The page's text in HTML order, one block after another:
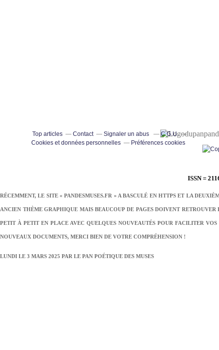
ISSN =
RÉCEMMENT, LE SITE « PANDESMUSES.FR » A BASCULÉ EN HTTPS ET LA
ANCIEN THÈME GRAPHIQUE MAIS BEAUCOUP DE PAGES DOIVENT
PETIT À PETIT EN PLACE AVEC QUELQUES NOUVEAUTÉS POUR FACILITER
NOUVEAUX DOCUMENTS, MERCI BIEN DE VOTRE COMPRÉHENSION !
LUNDI LE 3 MARS 2025 PAR LE PAN POÉTIQUE DES MUSES
Top articles Contact Signaler un abus
C.G.U.
Cookies et données personnelles
Préférences cookies